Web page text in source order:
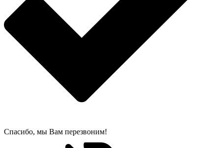
Спасибо, мы Вам перезвоним!